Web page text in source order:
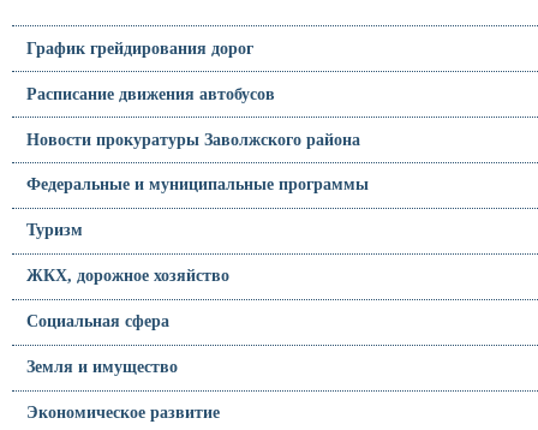
График грейдирования дорог
Расписание движения автобусов
Новости прокуратуры Заволжского района
Федеральные и муниципальные программы
Туризм
ЖКХ, дорожное хозяйство
Социальная сфера
Земля и имущество
Экономическое развитие